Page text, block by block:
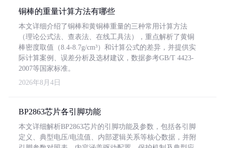
铜棒的重量计算方法有哪些
本文详细介绍了铜棒和黄铜棒重量的三种常用计算方法
（理论公式法、查表法、在线工具法），重点解析了黄铜
棒密度取值（8.4-8.7g/cm³）和计算公式的差异，并提供实
际计算案例、误差分析及选材建议，数据参考GB/T 4423-
2007等国家标准。
2026年8月4日
BP2863芯片各引脚功能
本文详细解析BP2863芯片的引脚功能及参数，包括各引脚
定义、典型电压/电流值、内部逻辑关系等核心数据，并附